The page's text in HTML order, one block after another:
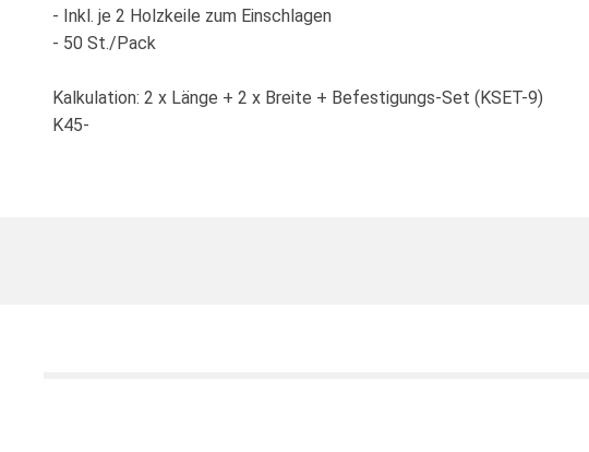
- Inkl. je 2 Holzkeile zum Einschlagen
- 50 St./Pack
Kalkulation: 2 x Länge + 2 x Breite + Befestigungs-Set (KSET-9)
K45-